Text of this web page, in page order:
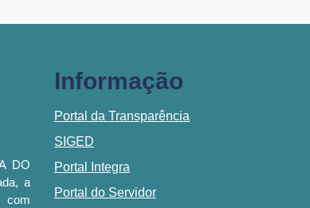
DO
a
com
Informação
Portal da Transparência
SIGED
Portal Integra
Portal do Servidor